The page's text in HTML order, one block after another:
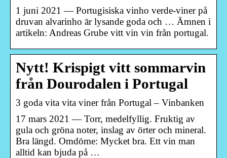
1 juni 2021 — Portugisiska vinho verde-viner på
druvan alvarinho är lysande goda och … Ämnen i
artikeln: Andreas Grube vitt vin vin från portugal.
Nytt! Krispigt vitt sommarvin
från Dourodalen i Portugal
3 goda vita vita viner från Portugal – Vinbanken
17 mars 2021 — Torr, medelfyllig. Fruktig av
gula och gröna noter, inslag av örter och mineral.
Bra längd. Omdöme: Mycket bra. Ett vin man
alltid kan bjuda på …